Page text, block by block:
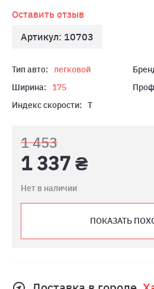
Оставить отзыв
Артикул: 10703
Тип авто: легковой
Ширина:
175
Индекс скорости:
T
1 453
1 337 ₴
Нет в наличии
ПОКАЗАТЬ